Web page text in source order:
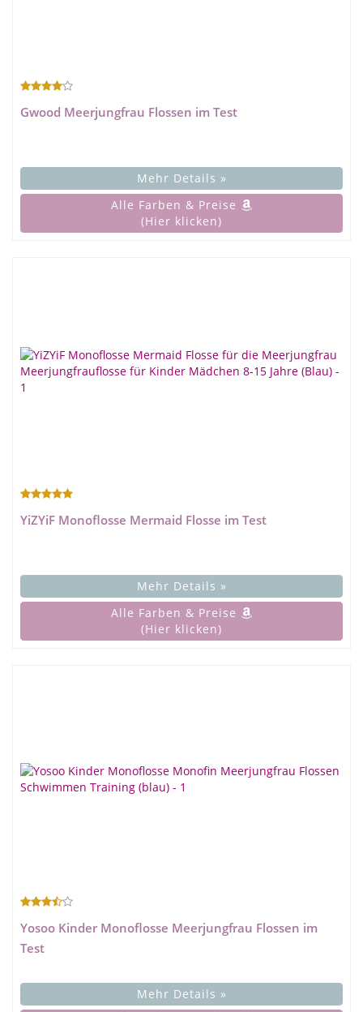
Gwood Meerjungfrau Flossen im Test
Mehr Details »
Alle Farben & Preise
(Hier klicken)
YiZYiF Monoflosse Mermaid Flosse im Test
Mehr Details »
Alle Farben & Preise
(Hier klicken)
Yosoo Kinder Monoflosse Meerjungfrau Flossen im
Test
Mehr Details »